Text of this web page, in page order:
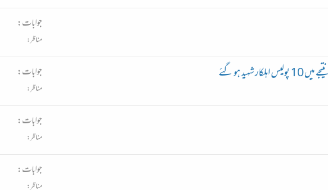
جوابات
مناظر
ہو گئے جوابات
مناظر
جوابات
مناظر
جوابات
مناظر